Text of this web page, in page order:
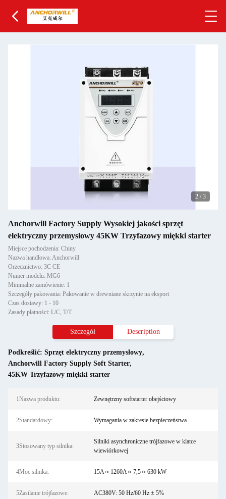
2 / 3
Anchorwill Factory Supply Wysokiej jakości sprzęt
elektryczny przemysłowy 45KW Trzyfazowy miękki starter
Miejsce pochodzenia: Chiny
Nazwa handlowa: Anchorwill
Orzecznictwo: 3C CE
Numer modelu: MG6
Minimalne zamówienie: 1
Szczegóły pakowania: Pakowanie w drewniane skrzynie na eksport
Czas dostawy: 1 - 10
Zasady płatności: L/C, T/T
Szczegół Description
Podkreślić: Sprzęt elektryczny przemysłowy,
Anchorwill Factory Supply Soft Starter,
45KW Trzyfazowy miękki starter
1Nazwa produktu: Zewnętrzny softstarter obejściowy
2Standardowy: Wymagania w zakresie bezpieczeństwa
3Stosowany typ silnika:
Silniki asynchroniczne trójfazowe w klatce
wiewiórkowej
4Moc silnika: 15A ≈ 1260A ≈ 7,5 ≈ 630 kW
5Zasilanie trójfazowe: AC380V: 50 Hz/60 Hz ± 5%